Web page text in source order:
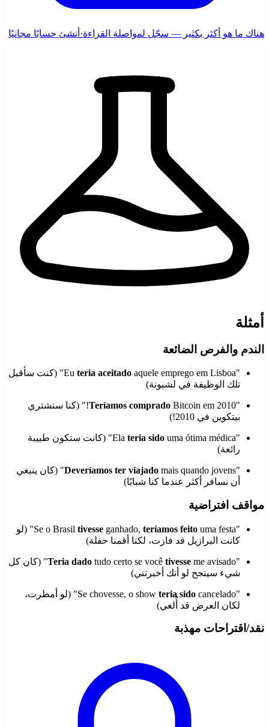
هناك ما هو أكثر بكثير — سجّل لمواصلة القراءة· أنشئ حسابًا مجانيًا
أمثلة
الندم والفرص الضائعة
"Eu
teria aceitado
aquele emprego em Lisboa" (كنت سأقبل
تلك الوظيفة في لشبونة)
"
Teríamos compradoBitcoin em 2010!" (كنا سنشتري
بيتكوين في 2010!)
"Ela
teria sido
uma ótima médica" (كانت ستكون طبيبة
رائعة)
"
Deveríamos ter viajadomais quando jovens" (كان ينبغي
أن نسافر أكثر عندما كنا شبابًا)
مواقف افتراضية
"Se o Brasil
tivesse ganhado, teríamos feito
uma festa" (لو
كانت البرازيل قد فازت، لكنا أقمنا حفلة)
"
Teria dado tudo certo se você tivesse
me avisado" (كان كل
شيء سينجح لو أنك أخبرتني)
"Se chovesse, o show
teria sido
cancelado" (لو أمطرت،
لكان العرض قد أُلغي)
نقد/اقتراحات مهذبة